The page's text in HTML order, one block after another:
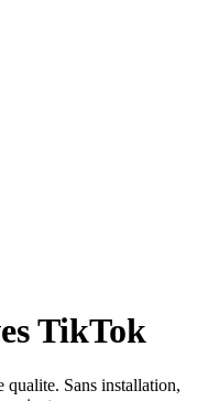
TikTok
qualite. Sans installation,